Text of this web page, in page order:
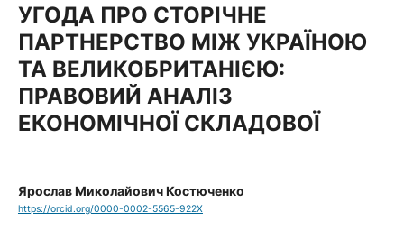
УГОДА ПРО СТОРІЧНЕ
ПАРТНЕРСТВО МІЖ УКРАЇНОЮ
ТА ВЕЛИКОБРИТАНІЄЮ:
ПРАВОВИЙ АНАЛІЗ
ЕКОНОМІЧНОЇ СКЛАДОВОЇ
Ярослав Миколайович Костюченко
https://orcid.org/0000-0002-5565-922X